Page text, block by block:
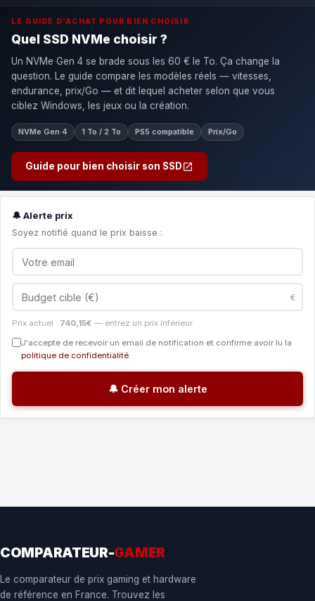
LE GUIDE D'ACHAT POUR BIEN CHOISIR
Quel SSD NVMe choisir ?
Un NVMe Gen 4 se brade sous les 60 € le To. Ça change la
question. Le guide compare les modèles réels — vitesses,
endurance, prix/Go — et dit lequel acheter selon que vous
ciblez Windows, les jeux ou la création.
NVMe Gen 4 1 To / 2 To PS5 compatible Prix/Go
Guide pour bien choisir son SSD
🔔 Alerte prix
Soyez notifié quand le prix baisse :
€
Prix actuel : 740,15€ — entrez un prix inférieur
J'accepte de recevoir un email de notification et confirme avoir lu la
politique de confidentialité.
🔔 Créer mon alerte
COMPARATEUR-GAMER
Le comparateur de prix gaming et hardware
de référence en France. Trouvez les